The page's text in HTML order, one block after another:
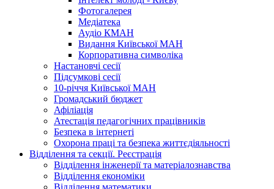
Фотогалерея
Медіатека
Аудіо КМАН
Видання Київської МАН
Корпоративна символіка
Настановчі сесії
Підсумкові сесії
10-річчя Київської МАН
Громадський бюджет
Афіліація
Атестація педагогічних працівників
Безпека в інтернеті
Охорона праці та безпека життєдіяльності
Відділення та секції. Реєстрація
Відділення інженерії та матеріалознавства
Відділення економіки